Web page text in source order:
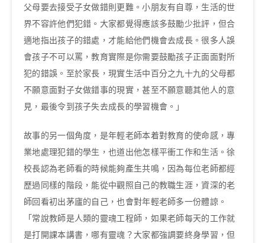
父母要去接受子女做錯則更難。小朋友有自尊，生活的世
界不容許他們犯錯。大家都覺得應該多鼓勵少批評，但合
適地指出孩子的錯處，才能給他們機會去成長。很多人誤
會孩子不可以罵，教育實際是你需要鼓勵孩子正面面對所
犯的錯誤。至於家長，現實生活中百分之九十九的父母都
不願意面對子女做錯事的現實，甚至不願意聽其他人的意
見，最後令到孩子失去成長的學習機會。」
故事的另一個角度，是年輕老師本着對教育的使命感，專
業地處理犯錯的學生，也道出他怎樣平衝工作和生活。徐
校長認為老師看的時候能夠產生共鳴，因為每位老師都經
歷過同樣的階段，能從中觀照自己的教職生涯，資深的老
師回看初出茅廬的自己，也會對年輕老師多一份體諒。
「常說教師是人類的靈魂工程師，如果老師每天的工作就
是打開課本講書，哪有靈魂？大家都強調要終身學習，但